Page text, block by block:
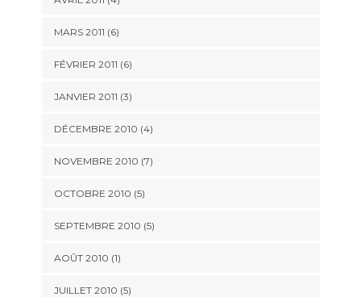
MARS 2011 (6)
FÉVRIER 2011 (6)
JANVIER 2011 (3)
DÉCEMBRE 2010 (4)
NOVEMBRE 2010 (7)
OCTOBRE 2010 (5)
SEPTEMBRE 2010 (5)
AOÛT 2010 (1)
JUILLET 2010 (5)